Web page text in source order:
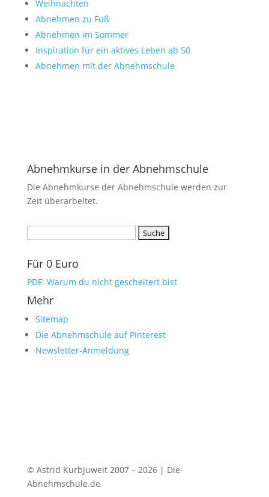
Weihnachten
Abnehmen zu Fuß
Abnehmen im Sommer
Inspiration für ein aktives Leben ab 50
Abnehmen mit der Abnehmschule
Abnehmkurse in der Abnehmschule
Die Abnehmkurse der Abnehmschule werden zur
Zeit überarbeitet.
Für 0 Euro
PDF: Warum du nicht gescheitert bist
Mehr
Sitemap
Die Abnehmschule auf Pinterest
Newsletter-Anmeldung
© Astrid Kurbjuweit 2007 – 2026 | Die-
Abnehmschule.de